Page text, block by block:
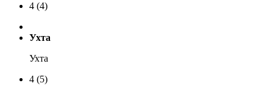
4 (4)
Ухта
Ухта
4 (5)